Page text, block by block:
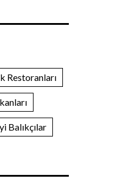
Restoranları
Balıkçılar